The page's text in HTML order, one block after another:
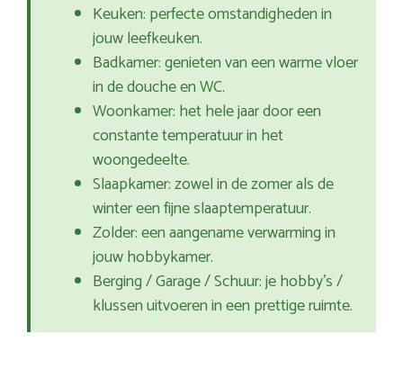
Keuken: perfecte omstandigheden in
jouw leefkeuken.
Badkamer: genieten van een warme vloer
in de douche en WC.
Woonkamer: het hele jaar door een
constante temperatuur in het
woongedeelte.
Slaapkamer: zowel in de zomer als de
winter een fijne slaaptemperatuur.
Zolder: een aangename verwarming in
jouw hobbykamer.
Berging / Garage / Schuur: je hobby’s /
klussen uitvoeren in een prettige ruimte.